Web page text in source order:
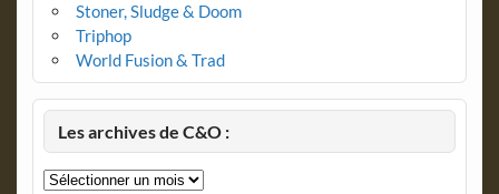
Stoner, Sludge & Doom
Triphop
World Fusion & Trad
Les archives de C&O :
Les